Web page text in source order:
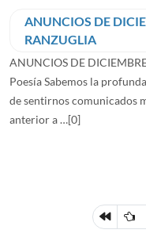
ANUNCIOS DE
RANZUGLIA
ANUNCIOS DE
Poesía Sabemos la
de sentirnos comunicados
anterior a …[0]